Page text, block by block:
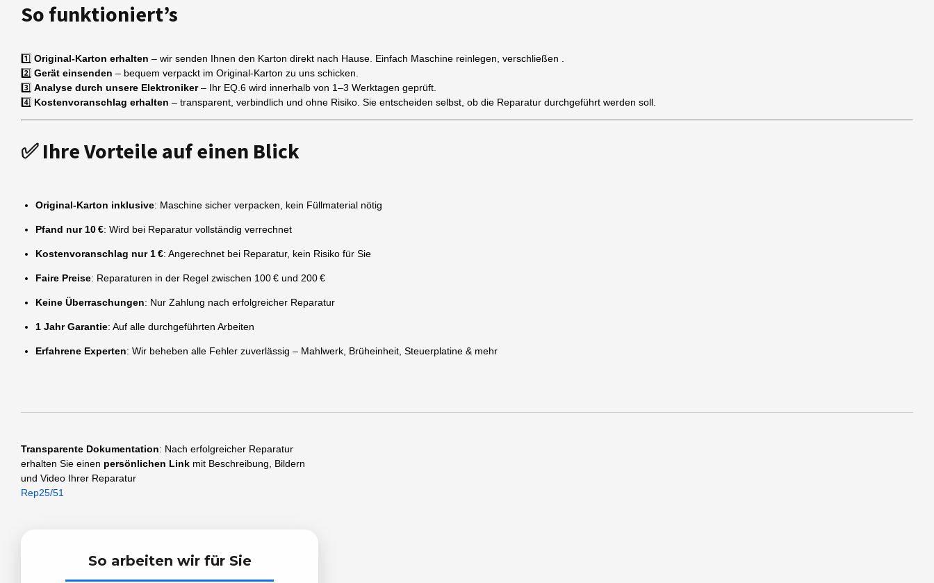
So funktioniert’s
1️⃣ Original-Karton erhalten – wir senden Ihnen den Karton direkt nach Hause. Einfach Maschine reinlegen, verschließen .
2️⃣ Gerät einsenden – bequem verpackt im Original-Karton zu uns schicken.
3️⃣ Analyse durch unsere Elektroniker– Ihr EQ.6 wird innerhalb von 1–3 Werktagen geprüft.
4️⃣ Kostenvoranschlag erhalten – transparent, verbindlich und ohne Risiko. Sie entscheiden selbst, ob die Reparatur durchgeführt werden soll.
✅Ihre Vorteile auf einen Blick
Original-Karton inklusive: Maschine sicher verpacken, kein Füllmaterial nötig
Pfand nur 10 €: Wird bei Reparatur vollständig verrechnet
Kostenvoranschlag nur 1 €: Angerechnet bei Reparatur, kein Risiko für Sie
Faire Preise: Reparaturen in der Regel zwischen 100 € und 200 €
Keine Überraschungen: Nur Zahlung nach erfolgreicher Reparatur
1 Jahr Garantie: Auf alle durchgeführten Arbeiten
Erfahrene Experten: Wir beheben alle Fehler zuverlässig – Mahlwerk, Brüheinheit, Steuerplatine & mehr
Transparente Dokumentation: Nach erfolgreicher Reparatur
erhalten Sie einen persönlichen Link mit Beschreibung, Bildern
und Video Ihrer Reparatur
Rep25/51
So arbeiten wir für Sie